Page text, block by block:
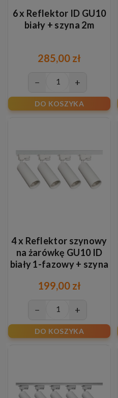
6 x Reflektor ID GU10
biały + szyna 2m
285,00 zł
− +
DO KOSZYKA
4 x Reflektor szynowy
na żarówkę GU10 ID
biały 1-fazowy + szyna
199,00 zł
− +
DO KOSZYKA